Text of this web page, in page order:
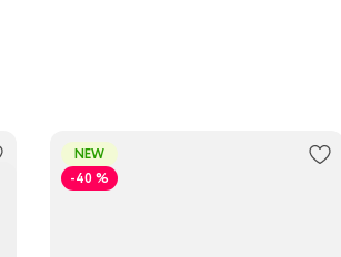
NEW
-40 %